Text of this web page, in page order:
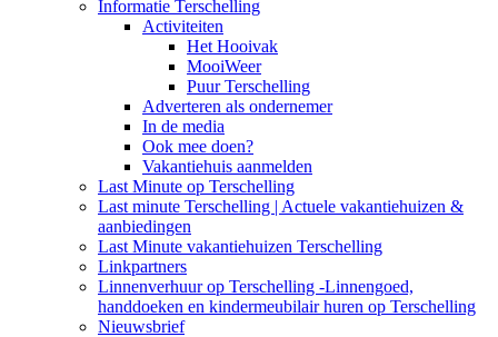
Informatie Terschelling
Activiteiten
Het Hooivak
MooiWeer
Puur Terschelling
Adverteren als ondernemer
In de media
Ook mee doen?
Vakantiehuis aanmelden
Last Minute op Terschelling
Last minute Terschelling | Actuele vakantiehuizen &
aanbiedingen
Last Minute vakantiehuizen Terschelling
Linkpartners
Linnenverhuur op Terschelling -Linnengoed,
handdoeken en kindermeubilair huren op Terschelling
Nieuwsbrief